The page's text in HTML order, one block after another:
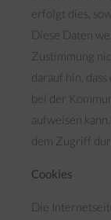
erfolgt dies,
Diese Daten
Zustimmung
darauf hin,
bei der
aufweisen
dem Zugriff
Cookies
Die